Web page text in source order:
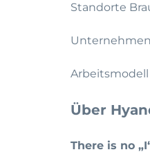
Standorte
Über
There is no